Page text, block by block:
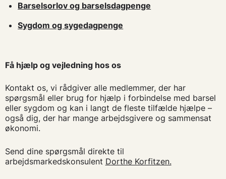
Barselsorlov og barselsdagpenge
Sygdom og sygedagpenge
Få hjælp og vejledning hos os
Kontakt os, vi rådgiver alle medlemmer, der har
spørgsmål eller brug for hjælp i forbindelse med barsel
eller sygdom og kan i langt de fleste tilfælde hjælpe –
også dig, der har mange arbejdsgivere og sammensat
økonomi.
Send dine spørgsmål direkte til
arbejdsmarkedskonsulent Dorthe Korfitzen.